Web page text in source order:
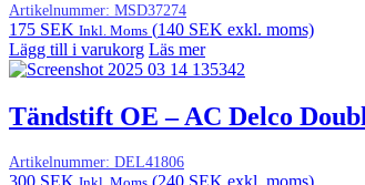
Artikelnummer: MSD37274
175 SEK Inkl. Moms (140 SEK exkl. moms)
Lägg till i varukorg Läs mer
Tändstift OE – AC Delco
Artikelnummer: DEL41806
300 SEK (240 SEK exkl. moms)